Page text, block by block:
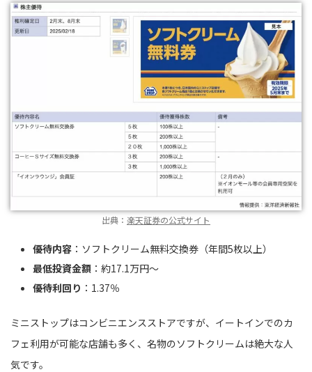
出典： 楽天証券の公式サイト
優待内容 ：ソフトクリーム無料交換券（年間5枚以上）
最低投資金額 ：約17.1万円〜
優待利回り ：1.37％
ミニストップはコンビニエンスストアですが、イートインでのカ
フェ利用が可能な店舗も多く、名物のソフトクリームは絶大な人
気です。